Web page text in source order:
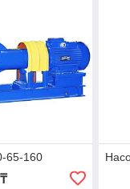
65-160